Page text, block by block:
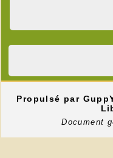
Propulsé par
Document